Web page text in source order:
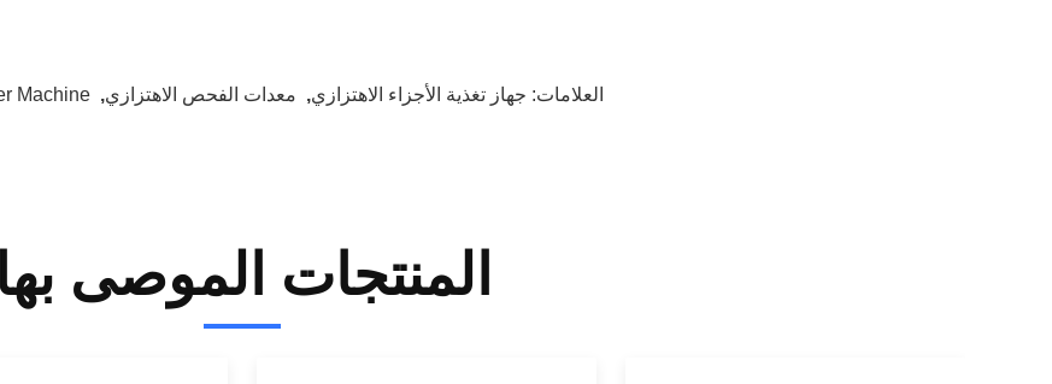
العلامات: جهاز تغذية الأجزاء الاهتزازي, معدات الفحص الاهتزازي,
Machine
المنتجات الموصى بها